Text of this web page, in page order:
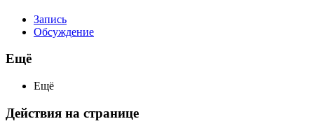
Запись
Обсуждение
Ещё
Ещё
Действия на странице